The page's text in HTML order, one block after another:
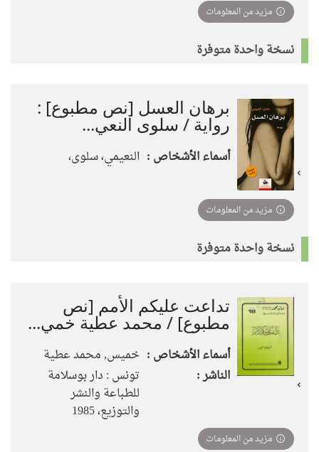
مزيد من المعلومات
نسخة واحدة متوفرة
برهان العسل [نص مطبوع] :
رواية / سلوى النعي...
أسماء الأشخاص : النعيمي، سلوى،
مزيد من المعلومات
نسخة واحدة متوفرة
تداعت عليكم الأمم [نص
مطبوع] / محمد عطية خمي...
أسماء الأشخاص : خميس, محمد عطية
الناشر :
تونس : دار بوسلامة
للطباعة والنشر
والتوزيع، 1985
مزيد من المعلومات